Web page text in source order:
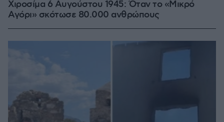
Χιροσίμα 6 Αυγούστου 1945: Όταν το «Μικρό
Αγόρι» σκότωσε 80.000 ανθρώπους